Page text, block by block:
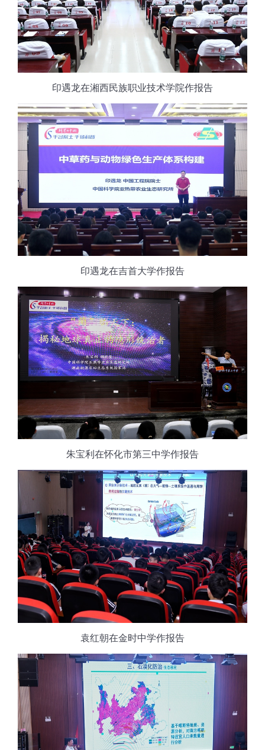
印遇龙在湘西民族职业技术学院作报告
印遇龙在吉首大学作报告
朱宝利在怀化市第三中学作报告
袁红朝在金时中学作报告